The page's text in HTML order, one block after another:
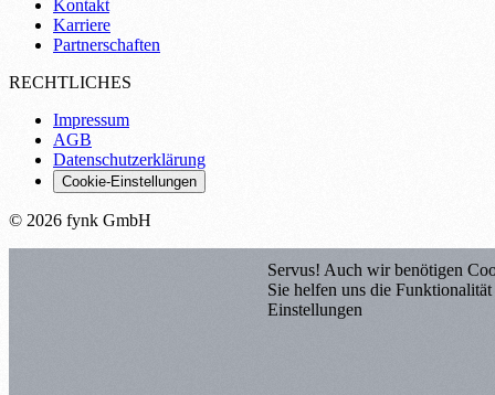
Kontakt
Karriere
Partnerschaften
RECHTLICHES
Impressum
AGB
Datenschutzerklärung
Cookie-Einstellungen
© 2026 fynk GmbH
Servus! Auch wir benötigen
Sie helfen uns die
Einstellungen